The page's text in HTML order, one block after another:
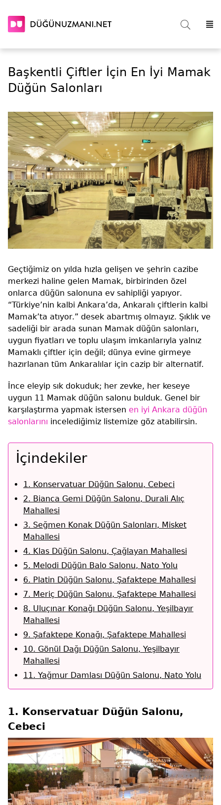
Başkentli Çiftler İçin En İyi Mamak
Düğün Salonları
Geçtiğimiz on yılda hızla gelişen ve şehrin cazibe
merkezi haline gelen Mamak, birbirinden özel
onlarca düğün salonuna ev sahipliği yapıyor.
“Türkiye’nin kalbi Ankara’da, Ankaralı çiftlerin kalbi
Mamak’ta atıyor.” desek abartmış olmayız. Şıklık ve
sadeliği bir arada sunan Mamak düğün salonları,
uygun fiyatları ve toplu ulaşım imkanlarıyla yalnız
Mamaklı çiftler için değil; dünya evine girmeye
hazırlanan tüm Ankaralılar için cazip bir alternatif.
İnce eleyip sık dokuduk; her zevke, her keseye
uygun 11 Mamak düğün salonu bulduk. Genel bir
karşılaştırma yapmak istersen en iyi Ankara düğün
salonlarını incelediğimiz listemize göz atabilirsin.
İçindekiler
1. Konservatuar Düğün Salonu, Cebeci
2. Bianca Gemi Düğün Salonu, Durali Alıç
Mahallesi
3. Seğmen Konak Düğün Salonları, Misket
Mahallesi
4. Klas Düğün Salonu, Çağlayan Mahallesi
5. Melodi Düğün Balo Salonu, Nato Yolu
6. Platin Düğün Salonu, Şafaktepe Mahallesi
7. Meriç Düğün Salonu, Şafaktepe Mahallesi
8. Uluçınar Konağı Düğün Salonu, Yeşilbayır
Mahallesi
9. Şafaktepe Konağı, Şafaktepe Mahallesi
10. Gönül Dağı Düğün Salonu, Yeşilbayır
Mahallesi
11. Yağmur Damlası Düğün Salonu, Nato Yolu
1. Konservatuar Düğün Salonu,
Cebeci